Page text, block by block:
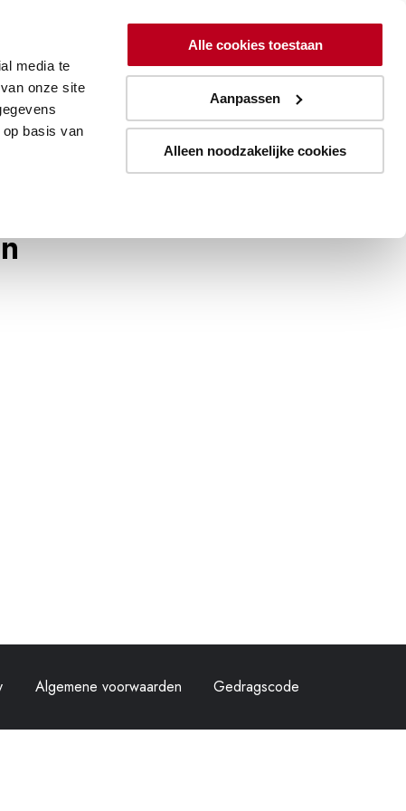
media te
onze site
basis van
Alle cookies toestaan
Aanpassen
Alleen noodzakelijke cookies
Over
Aanmelden blogupdates
Algemene voorwaarden Gedragscode